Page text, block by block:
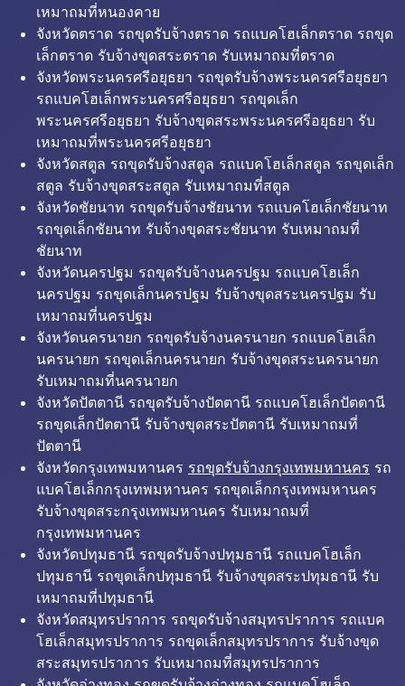
เหมาถมที่หนองคาย
จังหวัดตราด รถขุดรับจ้างตราด รถแบคโฮเล็กตราด รถขุด
เล็กตราด รับจ้างขุดสระตราด รับเหมาถมที่ตราด
จังหวัดพระนครศรีอยุธยา รถขุดรับจ้างพระนครศรีอยุธยา
รถแบคโฮเล็กพระนครศรีอยุธยา รถขุดเล็ก
พระนครศรีอยุธยา รับจ้างขุดสระพระนครศรีอยุธยา รับ
เหมาถมที่พระนครศรีอยุธยา
จังหวัดสตูล รถขุดรับจ้างสตูล รถแบคโฮเล็กสตูล รถขุดเล็ก
สตูล รับจ้างขุดสระสตูล รับเหมาถมที่สตูล
จังหวัดชัยนาท รถขุดรับจ้างชัยนาท รถแบคโฮเล็กชัยนาท
รถขุดเล็กชัยนาท รับจ้างขุดสระชัยนาท รับเหมาถมที่
ชัยนาท
จังหวัดนครปฐม รถขุดรับจ้างนครปฐม รถแบคโฮเล็ก
นครปฐม รถขุดเล็กนครปฐม รับจ้างขุดสระนครปฐม รับ
เหมาถมที่นครปฐม
จังหวัดนครนายก รถขุดรับจ้างนครนายก รถแบคโฮเล็ก
นครนายก รถขุดเล็กนครนายก รับจ้างขุดสระนครนายก
รับเหมาถมที่นครนายก
จังหวัดปัตตานี รถขุดรับจ้างปัตตานี รถแบคโฮเล็กปัตตานี
รถขุดเล็กปัตตานี รับจ้างขุดสระปัตตานี รับเหมาถมที่
ปัตตานี
จังหวัดกรุงเทพมหานคร รถขุดรับจ้างกรุงเทพมหานคร รถ
แบคโฮเล็กกรุงเทพมหานคร รถขุดเล็กกรุงเทพมหานคร
รับจ้างขุดสระกรุงเทพมหานคร รับเหมาถมที่
กรุงเทพมหานคร
จังหวัดปทุมธานี รถขุดรับจ้างปทุมธานี รถแบคโฮเล็ก
ปทุมธานี รถขุดเล็กปทุมธานี รับจ้างขุดสระปทุมธานี รับ
เหมาถมที่ปทุมธานี
จังหวัดสมุทรปราการ รถขุดรับจ้างสมุทรปราการ รถแบค
โฮเล็กสมุทรปราการ รถขุดเล็กสมุทรปราการ รับจ้างขุด
สระสมุทรปราการ รับเหมาถมที่สมุทรปราการ